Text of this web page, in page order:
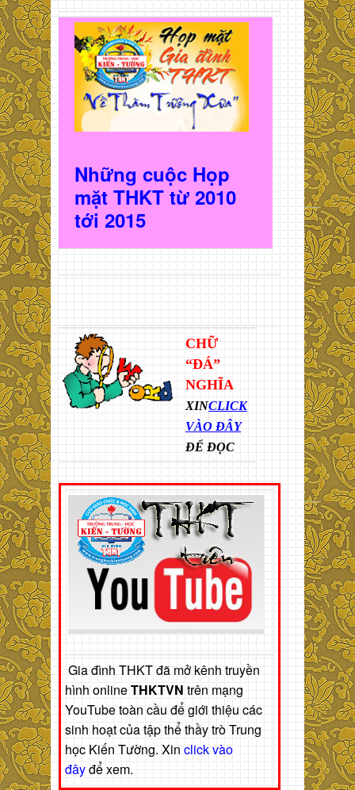
Những cuộc Họp
mặt THKT từ 2010
tới 2015
CHỮ
“ĐÁ”
NGHĨA
XINCLICK
VÀO ĐÂY
ĐỂ ĐỌC
Gia đình THKT đã mở kênh truyền
hình onlineTHKTVN trên mạng
YouTube toàn cầu để giới thiệu các
sinh hoạt của tập thể thầy trò Trung
học Kiến Tường. Xin click vào
đâyđể xem.